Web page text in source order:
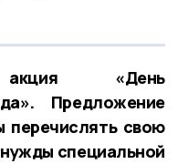
«День
Предложение
перечислять свою
специальной